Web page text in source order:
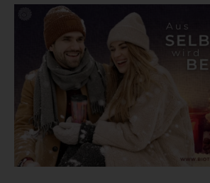
Aus
„Selbstliebe“
„Beziehung“